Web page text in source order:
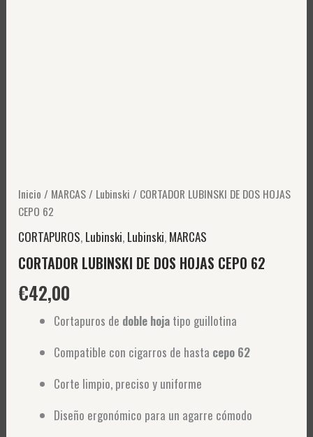
Inicio / MARCAS / Lubinski / CORTADOR LUBINSKI DE DOS HOJAS
CEPO 62
CORTAPUROS, Lubinski, Lubinski, MARCAS
CORTADOR LUBINSKI DE DOS HOJAS CEPO 62
€42,00
Cortapuros de doble hoja tipo guillotina
Compatible con cigarros de hasta cepo 62
Corte limpio, preciso y uniforme
Diseño ergonómico para un agarre cómodo